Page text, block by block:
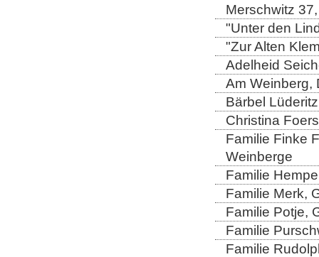
Merschwitz
"Unter den
"Zur Alten
Adelheid
Am Weinberg,
Bärbel
Christina
Familie Finke
Weinberge
Familie
Familie Merk,
Familie Potje,
Familie
Familie